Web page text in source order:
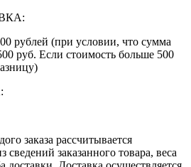
рублей (при условии, что сумма
руб. Если стоимость больше 500
заказа рассчитывается
сведений заказанного товара, веса